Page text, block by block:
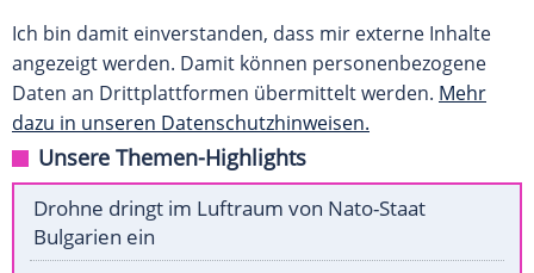
Ich bin damit einverstanden, dass mir externe Inhalte
angezeigt werden. Damit können personenbezogene
Daten an Drittplattformen übermittelt werden. Mehr
dazu in unseren Datenschutzhinweisen.
Unsere Themen-Highlights
Drohne dringt im Luftraum von Nato-Staat
Bulgarien ein